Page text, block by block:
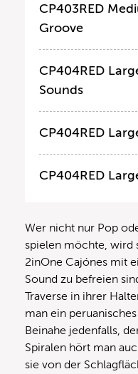
CP403RED
Groove
CP404RED
Sounds
CP404RED
CP404RED
Wer nicht nur Pop
spielen möchte, wird
2inOne Cajónes mit
Sound zu befreien
Traverse in ihrer
man ein
Beinahe jedenfalls,
Spiralen hört man
sie von der